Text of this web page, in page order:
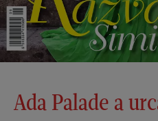
Ada Palade a